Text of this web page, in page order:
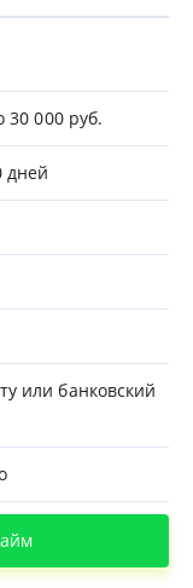
30 000 руб.
дней
или банковский